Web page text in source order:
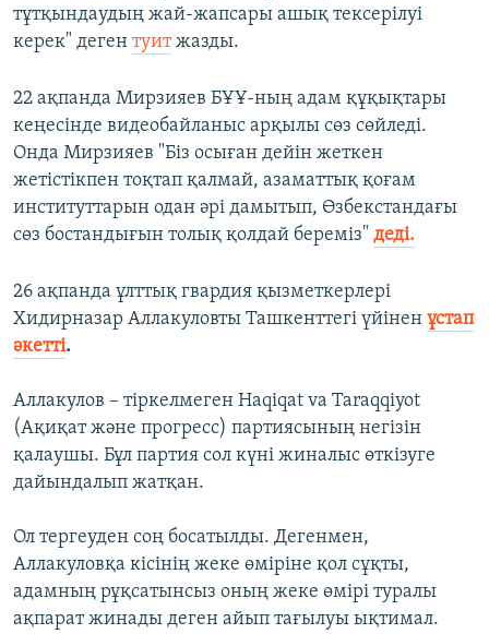
тұтқындаудың жай-жапсары ашық тексерілуі
керек" деген туитжазды.
22 ақпанда Мирзияев БҰҰ-ның адам құқықтары
кеңесінде видеобайланыс арқылы сөз сөйледі.
Онда Мирзияев "Біз осыған дейін жеткен
жетістікпен тоқтап қалмай, азаматтық қоғам
институттарын одан әрі дамытып, Өзбекстандағы
сөз бостандығын толық қолдай береміз" деді.
26 ақпанда ұлттық гвардия қызметкерлері
Хидирназар Аллакуловты Ташкенттегі үйінен ұстап
әкетті.
Аллакулов – тіркелмеген Haqiqat va Taraqqiyot
(Ақиқат және прогресс) партиясының негізін
қалаушы. Бұл партия сол күні жиналыс өткізуге
дайындалып жатқан.
Ол тергеуден соң босатылды. Дегенмен,
Аллакуловқа кісінің жеке өміріне қол сұқты,
адамның рұқсатынсыз оның жеке өмірі туралы
ақпарат жинады деген айып тағылуы ықтимал.